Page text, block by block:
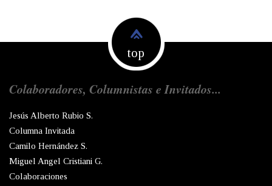
top
Colaboradores, Columnistas e Invitados...
Jesús Alberto Rubio S.
Columna Invitada
Camilo Hernández S.
Miguel Angel Cristiani G.
Colaboraciones